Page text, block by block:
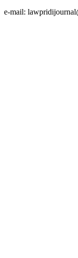
e-mail: